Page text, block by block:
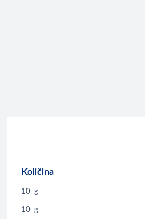
Količina
10 g
10 g